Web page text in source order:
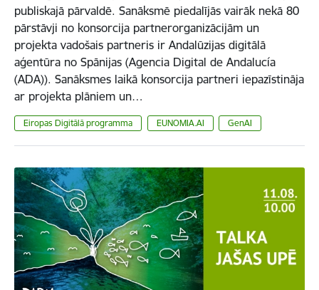
publiskajā pārvaldē. Sanāksmē piedalījās vairāk nekā 80
pārstāvji no konsorcija partnerorganizācijām un
projekta vadošais partneris ir Andalūzijas digitālā
aģentūra no Spānijas (Agencia Digital de Andalucía
(ADA)). Sanāksmes laikā konsorcija partneri iepazīstināja
ar projekta plāniem un…
Eiropas Digitālā programma EUNOMIA.AI GenAI